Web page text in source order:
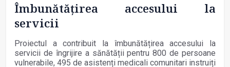
Îmbunătățirea accesului la
servicii
Proiectul a contribuit la îmbunătățirea accesului la
servicii de îngrijire a sănătății pentru 800 de persoane
vulnerabile, 495 de asistenți medicali comunitari instruiți